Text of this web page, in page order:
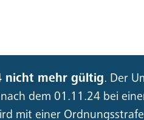
nicht mehr gültig. Der
dem 01.11.24 bei
mit einer